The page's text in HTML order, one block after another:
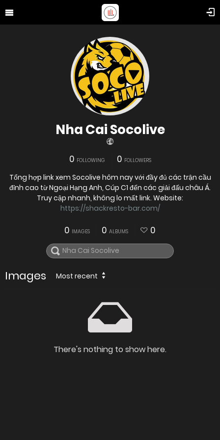
Nha Cai Socolive
0 FOLLOWING 0 FOLLOWERS
Tổng hợp link xem Socolive hôm nay với đầy đủ các trận cầu
đỉnh cao từ Ngoại Hạng Anh, Cúp C1 đến các giải đấu châu Á.
Truy cập nhanh, không lo mất link. Website:
https://shackresto-bar.com/
0 IMAGES 0 ALBUMS 0
Images Most recent
There's nothing to show here.